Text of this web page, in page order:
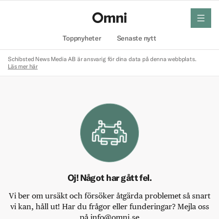
Toppnyheter Senaste nytt
meny
Schibsted News Media AB är ansvarig för dina data på denna webbplats.
Läs mer här
Oj! Något har gått fel.
Vi ber om ursäkt och försöker åtgärda problemet så snart
vi kan, håll ut! Har du frågor eller funderingar? Mejla oss